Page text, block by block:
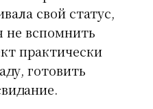
свой статус,
не вспомнить
практически
готовить